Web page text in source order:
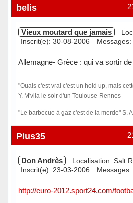
belis
Vieux moutard que jamais
Inscrit(e): 30-08-2006
Allemagne- Grèce : qui va sortir
"Ouais c'est vrai c'est un hold up, mais
Y. M'vila le soir d'un Toulouse-Rennes
"Le barbecue à gaz c'est de la merde" S.
Hors ligne
Pius35
Don Andrès
Localisation: Salt
Inscrit(e): 23-03-2006
http://euro-2012.sport24.com/